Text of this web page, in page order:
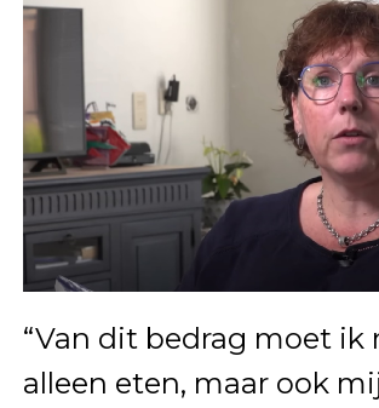
“Van dit bedrag moet ik
alleen eten, maar ook